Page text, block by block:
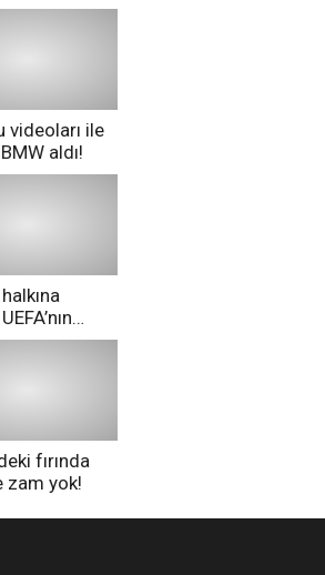
videoları ile
aldı!
kararı
fırında
zam yok!